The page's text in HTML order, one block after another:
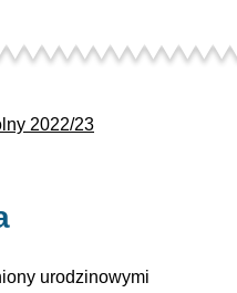
2022/23
urodzinowymi